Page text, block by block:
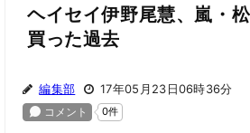
ヘイセイ伊野尾慧、嵐・
買った過去
編集部 17年05月23日06時36分